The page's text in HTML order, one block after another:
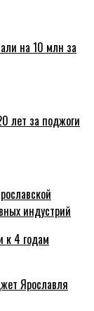
на 10 млн за
лет за поджоги
индустрий
к 4 годам
Ярославля